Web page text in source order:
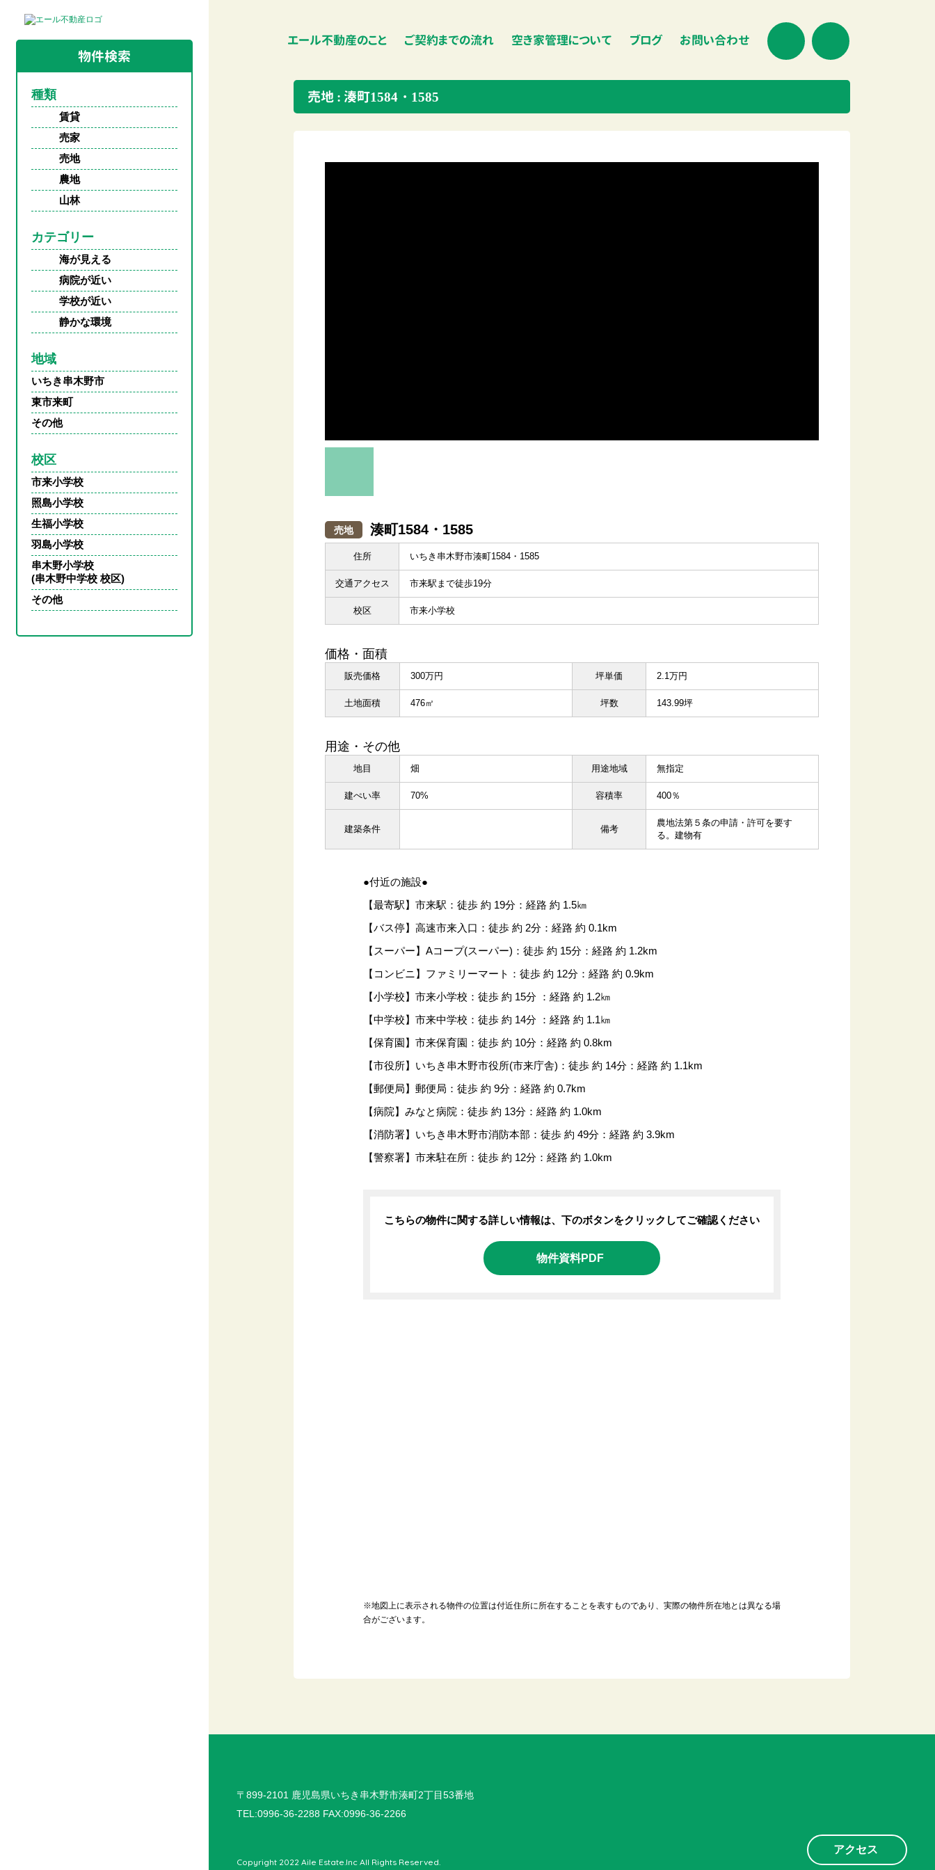
エール不動産のこと ご契約までの流れ 空き家管理について ブログ お問い合わせ
物件検索
種類
賃貸
売家
売地
農地
山林
カテゴリー
海が見える
病院が近い
学校が近い
静かな環境
地域
いちき串木野市
東市来町
その他
校区
市来小学校
照島小学校
生福小学校
羽島小学校
串木野小学校
(串木野中学校 校区)
その他
売地 : 湊町1584・1585
売地 湊町1584・1585
住所 いちき串木野市湊町1584・1585
交通アクセス 市来駅まで徒歩19分
校区 市来小学校
価格・面積
販売価格 300万円 坪単価 2.1万円
土地面積 476㎡ 坪数 143.99坪
用途・その他
地目 畑 用途地域 無指定
建ぺい率 70% 容積率 400％
建築条件 備考
農地法第５条の申請・許可を要す
る。建物有
●付近の施設●
【最寄駅】市来駅：徒歩 約 19分：経路 約 1.5㎞
【バス停】高速市来入口：徒歩 約 2分：経路 約 0.1km
【スーパー】Aコープ(スーパー)：徒歩 約 15分：経路 約 1.2km
【コンビニ】ファミリーマート：徒歩 約 12分：経路 約 0.9km
【小学校】市来小学校：徒歩 約 15分 ：経路 約 1.2㎞
【中学校】市来中学校：徒歩 約 14分 ：経路 約 1.1㎞
【保育園】市来保育園：徒歩 約 10分：経路 約 0.8km
【市役所】いちき串木野市役所(市来庁舎)：徒歩 約 14分：経路 約 1.1km
【郵便局】郵便局：徒歩 約 9分：経路 約 0.7km
【病院】みなと病院：徒歩 約 13分：経路 約 1.0km
【消防署】いちき串木野市消防本部：徒歩 約 49分：経路 約 3.9km
【警察署】市来駐在所：徒歩 約 12分：経路 約 1.0km
こちらの物件に関する詳しい情報は、下のボタンをクリックしてご確認ください
物件資料PDF
※地図上に表示される物件の位置は付近住所に所在することを表すものであり、実際の物件所在地とは異なる場
合がございます。
〒899-2101 鹿児島県いちき串木野市湊町2丁目53番地
TEL:0996-36-2288 FAX:0996-36-2266
Copyright 2022 Aile Estate.Inc All Rights Reserved.
アクセス